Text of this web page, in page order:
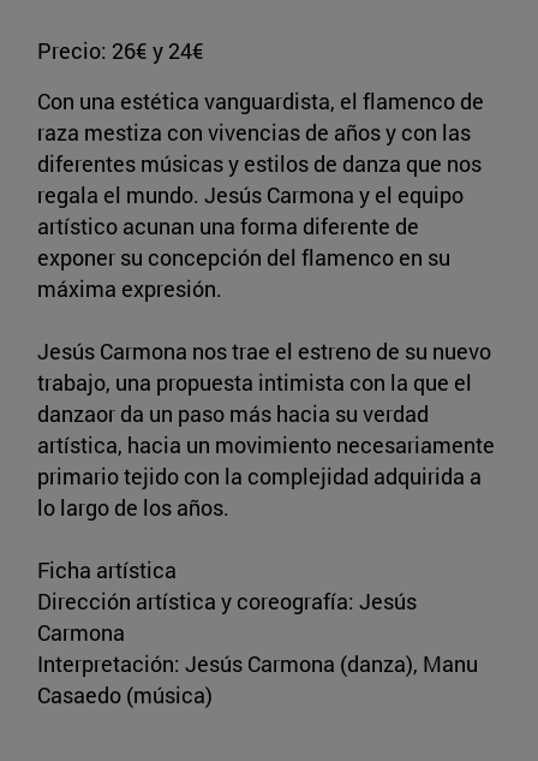
Precio: 26€ y 24€
Con una estética vanguardista, el flamenco de
raza mestiza con vivencias de años y con las
diferentes músicas y estilos de danza que nos
regala el mundo. Jesús Carmona y el equipo
artístico acunan una forma diferente de
exponer su concepción del flamenco en su
máxima expresión.
Jesús Carmona nos trae el estreno de su nuevo
trabajo, una propuesta intimista con la que el
danzaor da un paso más hacia su verdad
artística, hacia un movimiento necesariamente
primario tejido con la complejidad adquirida a
lo largo de los años.
Ficha artística
Dirección artística y coreografía: Jesús
Carmona
Interpretación: Jesús Carmona (danza), Manu
Casaedo (música)